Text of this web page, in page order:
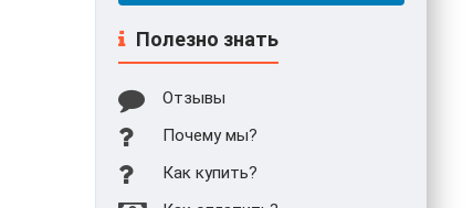
Полезно знать
Отзывы
Почему мы?
Как купить?